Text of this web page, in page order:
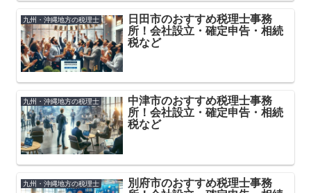
九州・沖縄地方の税理士
日田市のおすすめ税理士事務
所！会社設立・確定申告・相続
税など
九州・沖縄地方の税理士
中津市のおすすめ税理士事務
所！会社設立・確定申告・相続
税など
九州・沖縄地方の税理士
別府市のおすすめ税理士事務